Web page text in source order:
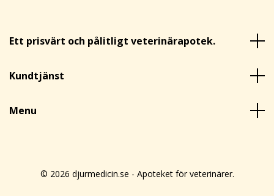
Ett prisvärt och pålitligt veterinärapotek.
Kundtjänst
Menu
© 2026 djurmedicin.se - Apoteket för veterinärer.